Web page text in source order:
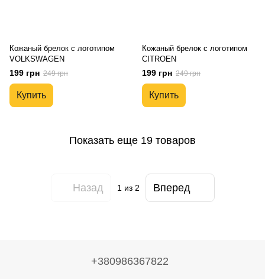
Кожаный брелок с логотипом
VOLKSWAGEN
199 грн 249 грн
Купить
Кожаный брелок с логотипом
CITROEN
199 грн 249 грн
Купить
Показать еще 19 товаров
Назад 1 из 2 Вперед
+380986367822